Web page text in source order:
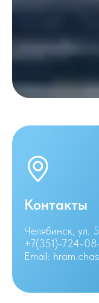
Контакты
Челябинск, ул.
+7(351)-724-
Email: